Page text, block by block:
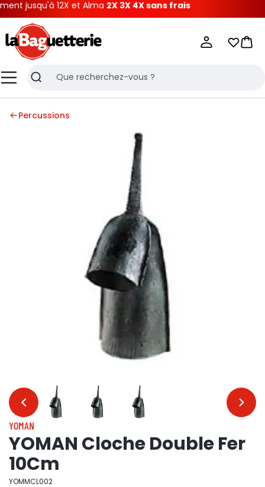
jusqu'à 12X et Alma2X 3X 4X sans frais
MenuRecherche
Mes
Percussions
… …
YOMAN
YOMAN Cloche Double Fer
10Cm
YOMMCL002